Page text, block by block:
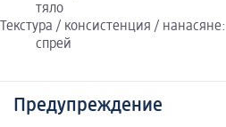
тяло
Текстура / консистенция / нанасяне:
спрей
Предупреждение